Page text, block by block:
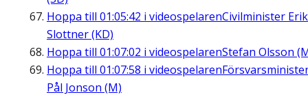
Hoppa till 01:05:42 i videospelarenCivilminister Erik
Slottner (KD)
Hoppa till 01:07:02 i videospelarenStefan Olsson
Hoppa till 01:07:58 i videospelaren
Pål Jonson (M)